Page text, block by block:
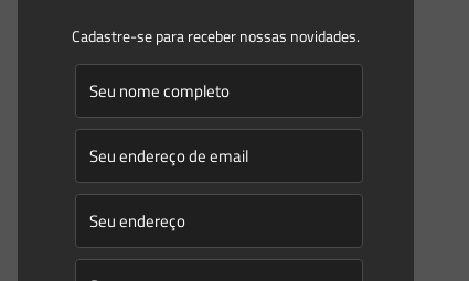
completou 35 anos, é considerada um marco na proteção
do meio ambiente, sendo fruto de um amplo[…]
0 Read more
Saes Advogadoson 26/10/2023
Cadastre-se para receber nossas novidades.